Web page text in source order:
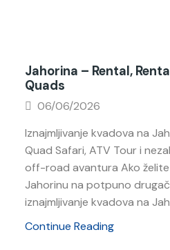
Jahorina – Rental,
Quads
06/06/2026
Iznajmljivanje kvadova na
Quad Safari, ATV Tour i
off-road avantura Ako
Jahorinu na potpuno
iznajmljivanje kvadova na
Continue Reading